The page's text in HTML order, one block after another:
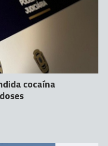
cocaína